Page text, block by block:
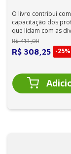
O livro contribui
capacitação dos
que lidam com as
doenças maternas e
capítulo...
R$411,00
R$ 308 25 -25%